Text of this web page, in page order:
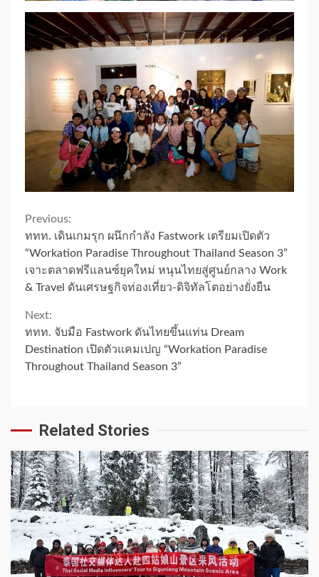
Continue
Reading
Previous:
ททท. เดินเกมรุก ผนึกกำลัง Fastwork เตรียมเปิดตัว
“Workation Paradise Throughout Thailand Season 3”
เจาะตลาดฟรีแลนซ์ยุคใหม่ หนุนไทยสู่ศูนย์กลาง Work
& Travel ดันเศรษฐกิจท่องเที่ยว-ดิจิทัลโตอย่างยั่งยืน
Next:
ททท. จับมือ Fastwork ดันไทยขึ้นแท่น Dream
Destination เปิดตัวแคมเปญ “Workation Paradise
Throughout Thailand Season 3”
Related Stories